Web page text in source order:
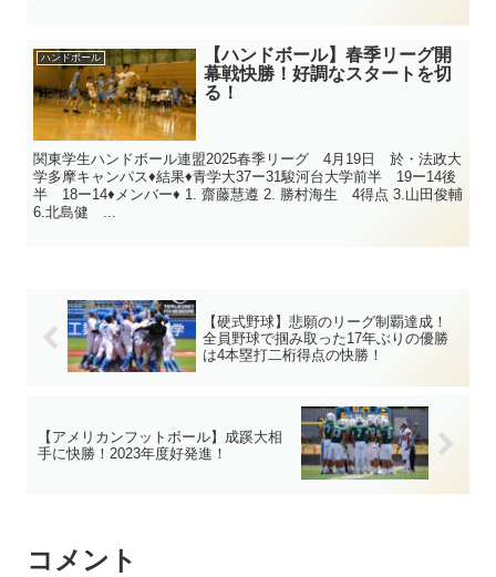
ハンドボール
【ハンドボール】春季リーグ開
幕戦快勝！好調なスタートを切
る！
関東学生ハンドボール連盟2025春季リーグ 4月19日 於・法政大
学多摩キャンパス♦結果♦青学大37ー31駿河台大学前半 19ー14後
半 18ー14♦メンバー♦ 1. 齋藤慧遵 2. 勝村海生 4得点 3.山田俊輔
6.北島健 ...
【硬式野球】悲願のリーグ制覇達成！
全員野球で掴み取った17年ぶりの優勝
は4本塁打二桁得点の快勝！
【アメリカンフットボール】成蹊大相
手に快勝！2023年度好発進！
コメント